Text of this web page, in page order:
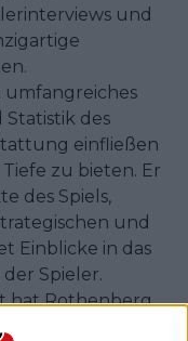
und
umfangreiches
Statistik des
einfließen
zu bieten. Er
des Spiels,
und
Einblicke in das
Spieler.
hat Rothenberg